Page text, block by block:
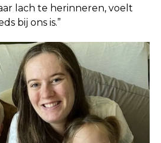
lach te herinneren, voelt
bij ons is.”